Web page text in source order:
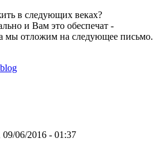
в следующих веках?
и Вам это обеспечат -
мы отложим на следующее письмо.
09/06/2016 - 01:37